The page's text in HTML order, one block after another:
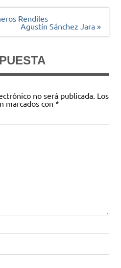
Rendiles
Agustín Sánchez Jara »
no será publicada. Los
marcados con *